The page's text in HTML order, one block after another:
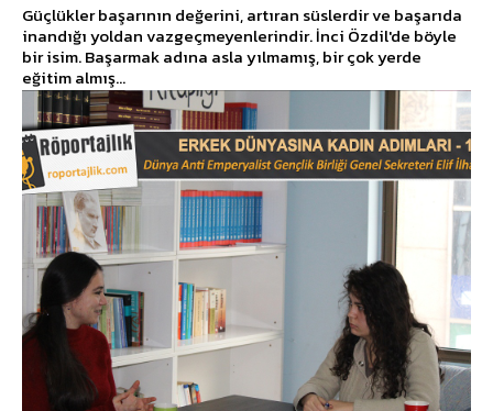
Güçlükler başarının değerini, artıran süslerdir ve başarıda
inandığı yoldan vazgeçmeyenlerindir. İnci Özdil'de böyle
bir isim. Başarmak adına asla yılmamış, bir çok yerde
eğitim almış...